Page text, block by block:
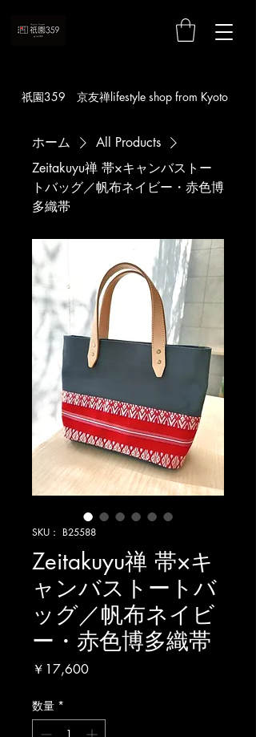
​祇園359 京友禅lifestyle shop from Kyoto
ホーム
All Products
Zeitakuyu禅 帯×キャンバストー
トバッグ／帆布ネイビー・赤色博
多織帯
SKU： B25588
Zeitakuyu禅 帯×キ
ャンバストートバ
ッグ／帆布ネイビ
ー・赤色博多織帯
￥17,600価
数量 *